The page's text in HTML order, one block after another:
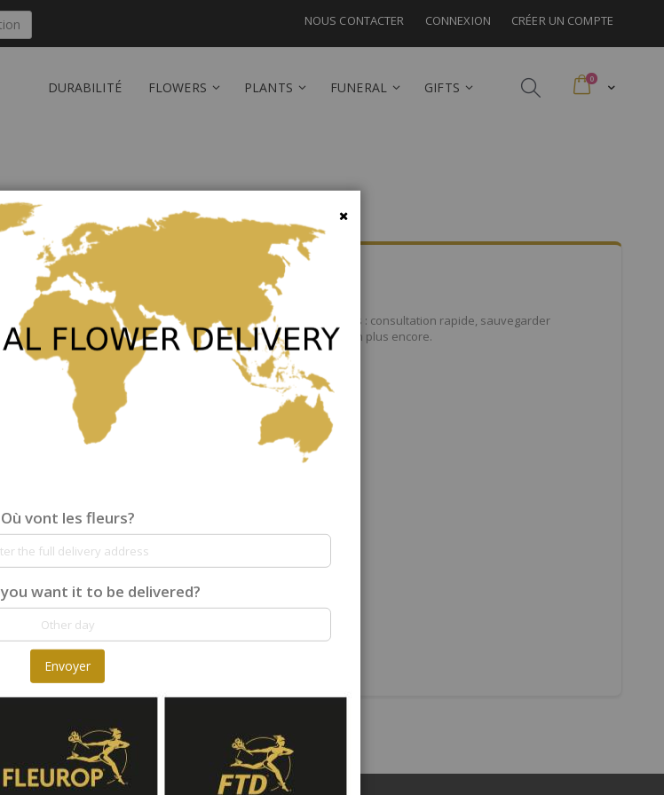
NOUS CONTACTER CONNEXION CRÉER UN COMPTE
0articles
DURABILITÉ FLOWERS PLANTS FUNERAL GIFTS
Nouveaux clients
La création d’un compte a de nombreux avantages : consultation rapide, sauvegarder
plusieurs adresses, suivre les commandes, et bien plus encore.
Créer un compte
Fermer
Où vont les fleurs?
want it to be delivered?
Envoyer